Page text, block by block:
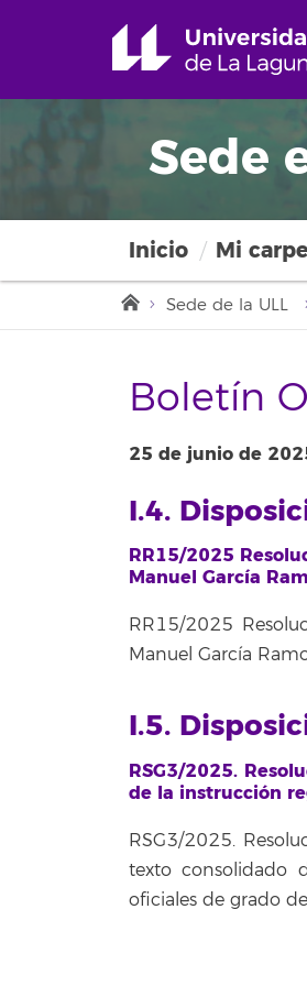
Sede
Inicio Mi
Sede de la ULL
Boletín
25 de junio de
I.4.
RR15/2025
Manuel García
RR15/2025
Manuel García
I.5.
RSG3/2025.
de la instrucción
RSG3/2025.
texto consolidado
oficiales de grado